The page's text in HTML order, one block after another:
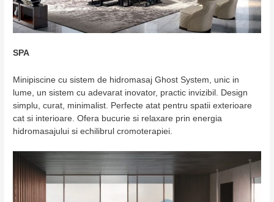
SPA
Minipiscine cu sistem de hidromasaj Ghost System, unic in
lume, un sistem cu adevarat inovator, practic invizibil. Design
simplu, curat, minimalist. Perfecte atat pentru spatii exterioare
cat si interioare. Ofera bucurie si relaxare prin energia
hidromasajului si echilibrul cromoterapiei.